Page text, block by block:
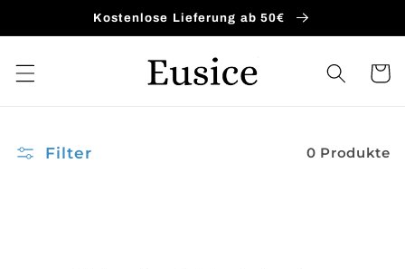
Inhalt
Kostenlose Lieferung ab 50€
Filter 0 Produkte